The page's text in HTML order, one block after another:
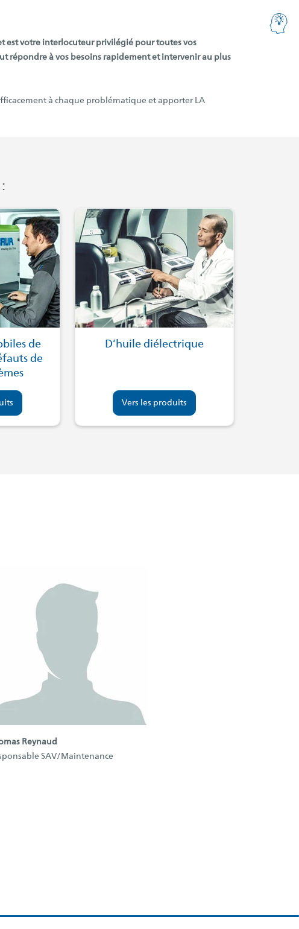
est votre interlocuteur privilégié pour toutes vos
répondre à vos besoins rapidement et intervenir au plus
à chaque problématique et apporter LA
(s'ouvre dans un nouvel onglet)
de
de
(s'ouvre dans
D’huile diélectrique
Vers les produits
Reynaud
SAV/Maintenance